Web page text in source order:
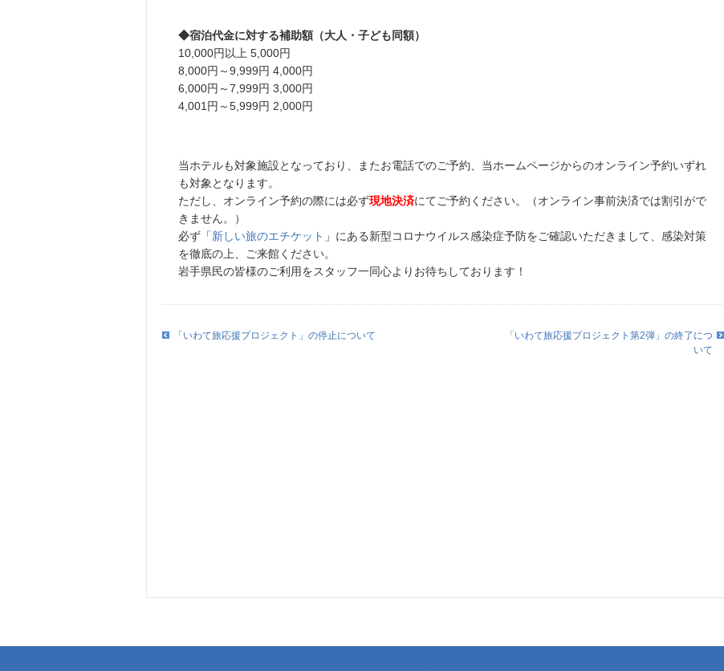
◆宿泊代金に対する補助額（大人・子ども同額）
10,000円以上 5,000円
8,000円～9,999円 4,000円
6,000円～7,999円 3,000円
4,001円～5,999円 2,000円
当ホテルも対象施設となっており、またお電話でのご予約、当ホームページからのオンライン予約いずれ
も対象となります。
ただし、オンライン予約の際には必ず現地決済にてご予約ください。（オンライン事前決済では割引がで
きません。）
必ず「新しい旅のエチケット 」にある新型コロナウイルス感染症予防をご確認いただきまして、感染対策
を徹底の上、ご来館ください。
岩手県民の皆様のご利用をスタッフ一同心よりお待ちしております！
「いわて旅応援プロジェクト」の停止について
「いわて旅応援プロジェクト第2弾」の終了につ
いて